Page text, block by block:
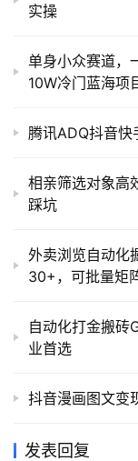
实操
单身小众赛道，
10W冷门蓝海项
腾讯ADQ抖音
相亲筛选对象高
踩坑
外卖浏览自动化
30+，可批量矩
自动化打金搬砖
业首选
抖音漫画图文变
发表回复